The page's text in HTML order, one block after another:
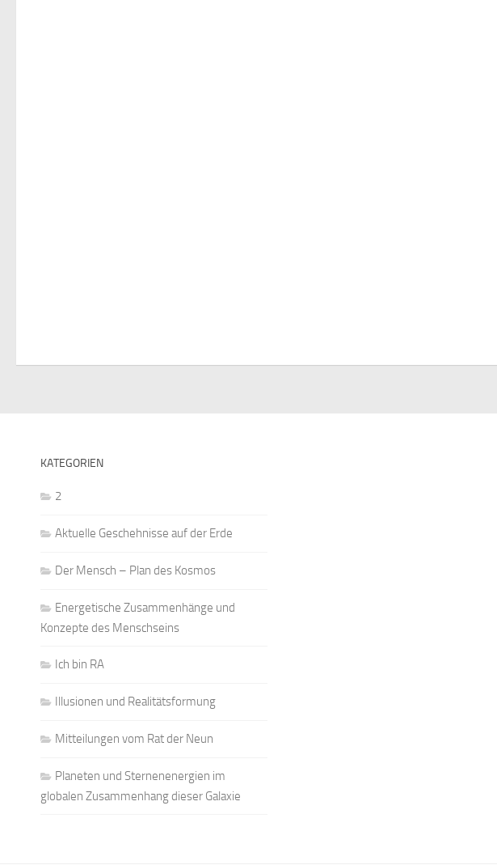
KATEGORIEN
2
Aktuelle Geschehnisse auf der Erde
Der Mensch – Plan des Kosmos
Energetische Zusammenhänge und
Konzepte des Menschseins
Ich bin RA
Illusionen und Realitätsformung
Mitteilungen vom Rat der Neun
Planeten und Sternenenergien im
globalen Zusammenhang dieser Galaxie